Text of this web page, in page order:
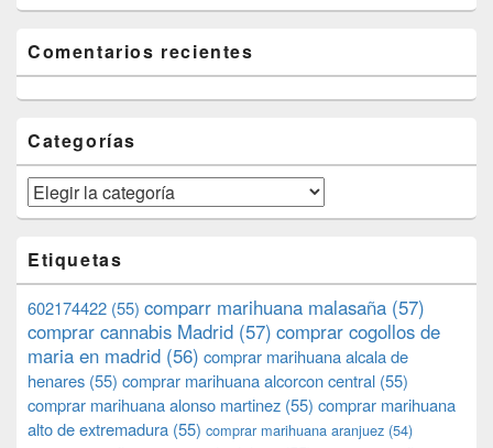
Comentarios recientes
Categorías
Categorías
Etiquetas
602174422 (55) comparr marihuana malasaña (57)
comprar cannabis Madrid (57) comprar cogollos de
maria en madrid (56) comprar marihuana alcala de
henares (55) comprar marihuana alcorcon central (55)
comprar marihuana alonso martinez (55) comprar marihuana
alto de extremadura (55) comprar marihuana aranjuez (54)